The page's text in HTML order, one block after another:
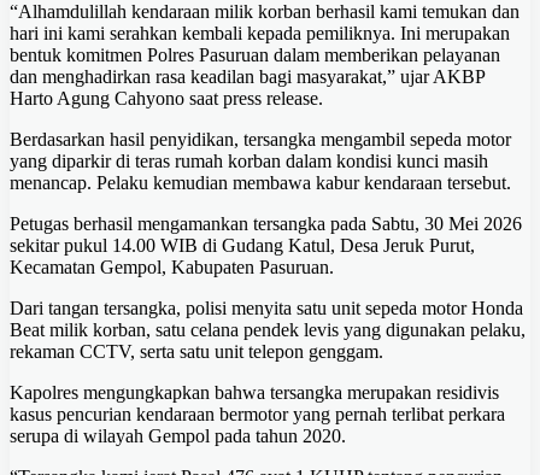
“Alhamdulillah kendaraan milik korban berhasil kami temukan dan
hari ini kami serahkan kembali kepada pemiliknya. Ini merupakan
bentuk komitmen Polres Pasuruan dalam memberikan pelayanan
dan menghadirkan rasa keadilan bagi masyarakat,” ujar AKBP
Harto Agung Cahyono saat press release.
Berdasarkan hasil penyidikan, tersangka mengambil sepeda motor
yang diparkir di teras rumah korban dalam kondisi kunci masih
menancap. Pelaku kemudian membawa kabur kendaraan tersebut.
Petugas berhasil mengamankan tersangka pada Sabtu, 30 Mei 2026
sekitar pukul 14.00 WIB di Gudang Katul, Desa Jeruk Purut,
Kecamatan Gempol, Kabupaten Pasuruan.
Dari tangan tersangka, polisi menyita satu unit sepeda motor Honda
Beat milik korban, satu celana pendek levis yang digunakan pelaku,
rekaman CCTV, serta satu unit telepon genggam.
Kapolres mengungkapkan bahwa tersangka merupakan residivis
kasus pencurian kendaraan bermotor yang pernah terlibat perkara
serupa di wilayah Gempol pada tahun 2020.